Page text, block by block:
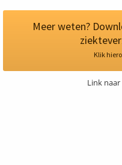
Meer weten?
Klik
Link